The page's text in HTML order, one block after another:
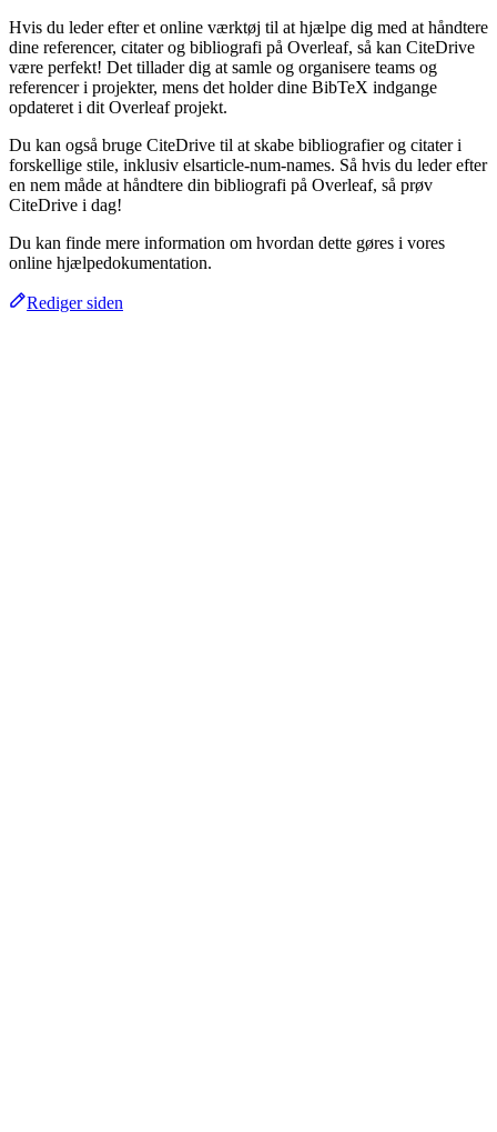
Hvis du leder efter et online værktøj til at hjælpe dig med at håndtere
dine referencer, citater og bibliografi på Overleaf, så kan CiteDrive
være perfekt! Det tillader dig at samle og organisere teams og
referencer i projekter, mens det holder dine BibTeX indgange
opdateret i dit Overleaf projekt.
Du kan også bruge CiteDrive til at skabe bibliografier og citater i
forskellige stile, inklusiv elsarticle-num-names. Så hvis du leder efter
en nem måde at håndtere din bibliografi på Overleaf, så prøv
CiteDrive i dag!
Du kan finde mere information om hvordan dette gøres i vores
online hjælpedokumentation.
Rediger siden